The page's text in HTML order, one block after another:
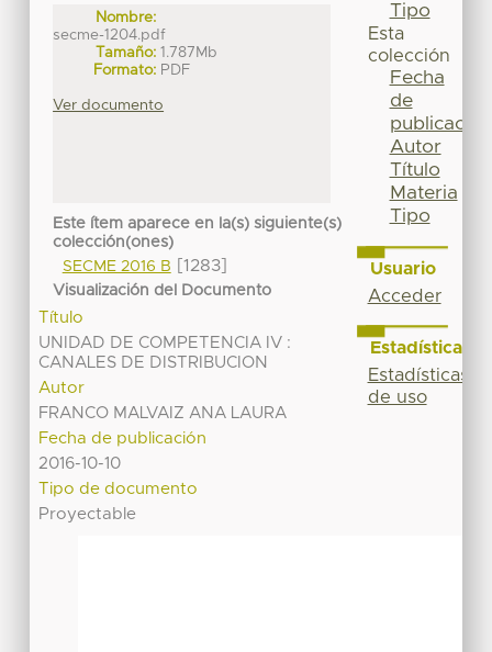
Nombre:
secme-1204.pdf
Tamaño: 1.787Mb
Formato: PDF
Ver documento
Este ítem aparece en la(s) siguiente(s)
colección(ones)
SECME 2016 B
[1283]
Visualización del Documento
Título
UNIDAD DE COMPETENCIA IV :
CANALES DE DISTRIBUCION
Autor
FRANCO MALVAIZ ANA LAURA
Fecha de publicación
2016-10-10
Tipo de documento
Proyectable
Tipo
Esta
colección
Fecha
de
publicación
Autor
Título
Materia
Tipo
Usuario
Acceder
Estadísticas
Estadísticas
de uso